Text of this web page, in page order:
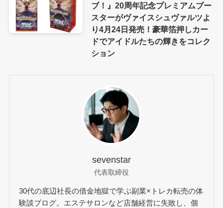
ブ！』20周年記念プレミアムブー
スターがヴァイスシュヴァルツよ
り4月24日発売！豪華箔押しカー
ドでアイドルたちの輝きをコレク
ション
sevenstar
代表取締役
30代の底辺社長の借金地獄で学ぶ副業×トレカ転売の体
験談ブログ。エステサロンなど店舗経営に失敗し、個